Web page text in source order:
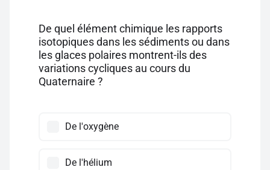
Pour profiter de 10 contenus offerts.
De quel élément chimique les rapports
isotopiques dans les sédiments ou dans
les glaces polaires montrent-ils des
variations cycliques au cours du
Quaternaire ?
De l'oxygène
De l'hélium